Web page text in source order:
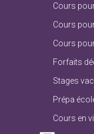
Cours
Cours
Cours
Forfaits
Stages
Prépa
Cours en